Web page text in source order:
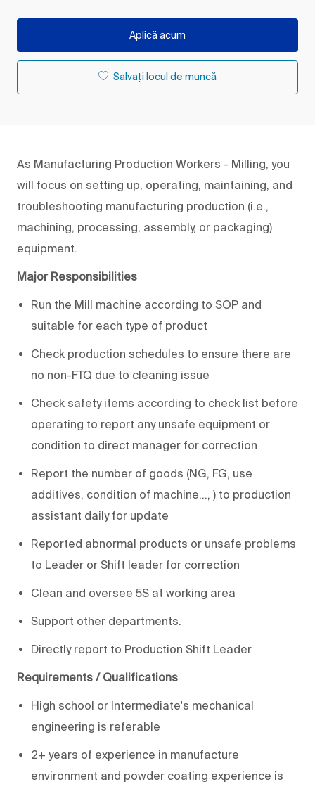
Aplică acum
Salvați locul de muncă
As Manufacturing Production Workers - Milling, you
will focus on setting up, operating, maintaining, and
troubleshooting manufacturing production (i.e.,
machining, processing, assembly, or packaging)
equipment.
Major Responsibilities
Run the Mill machine according to SOP and
suitable for each type of product
Check production schedules to ensure there are
no non-FTQ due to cleaning issue
Check safety items according to check list before
operating to report any unsafe equipment or
condition to direct manager for correction
Report the number of goods (NG, FG, use
additives, condition of machine…, ) to production
assistant daily for update
Reported abnormal products or unsafe problems
to Leader or Shift leader for correction
Clean and oversee 5S at working area
Support other departments.
Directly report to Production Shift Leader
Requirements / Qualifications
High school or Intermediate's mechanical
engineering is referable
2+ years of experience in manufacture
environment and powder coating experience is